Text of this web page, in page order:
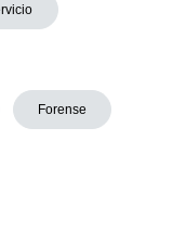
Forense